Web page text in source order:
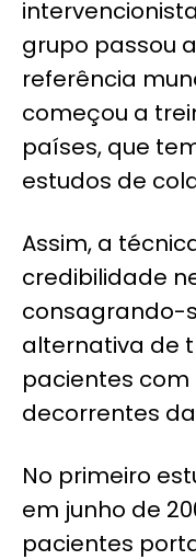
grupo passou
referência
começou a
países, que
estudos de
Assim, a
credibilidade
consagrando-
alternativa de
pacientes
decorrentes da
No primeiro
em junho de
pacientes